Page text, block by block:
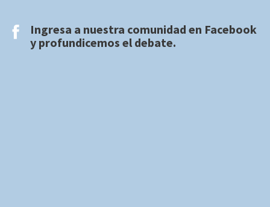
Ingresa a nuestra comunidad en Facebook
y profundicemos el debate.